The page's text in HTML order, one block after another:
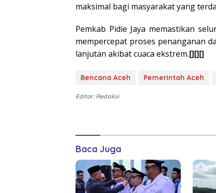
maksimal bagi masyarakat yang
Pemkab Pidie Jaya memastikan
mempercepat proses penanganan
lanjutan akibat cuaca ekstrem.[][][]
Bencana Aceh Pemerintah Aceh
Editor: Redaksi
Baca Juga